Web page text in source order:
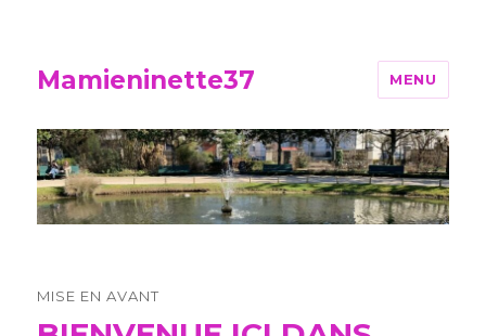
Mamieninette37 MENU
MISE EN AVANT